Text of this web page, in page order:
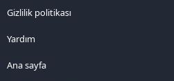
Gizlilik politikası
Yardım
Ana sayfa